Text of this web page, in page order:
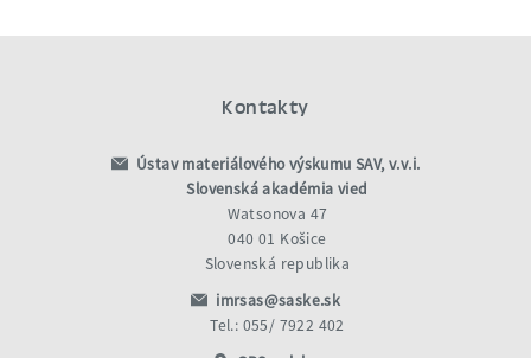
Kontakty
Ústav materiálového výskumu SAV, v.v.i.
Slovenská akadémia vied
Watsonova 47
040 01 Košice
Slovenská republika
imrsas@saske.sk
Tel.: 055/ 7922 402